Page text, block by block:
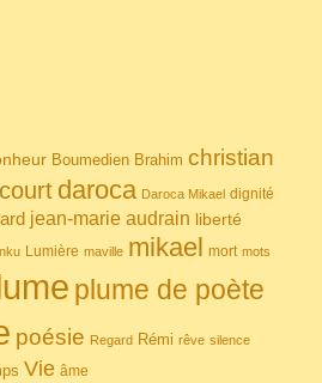
Boumedien Brahim christian
court daroca Daroca Mikael dignité
jean-marie audrain liberté
Lumière maville mikael mort mots
plume de poète
poésie Regard Rémi rêve silence
Vie âme